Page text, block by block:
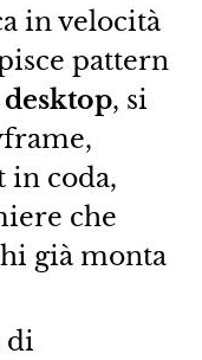
in velocità
pattern
, si
in coda,
che
già monta
di